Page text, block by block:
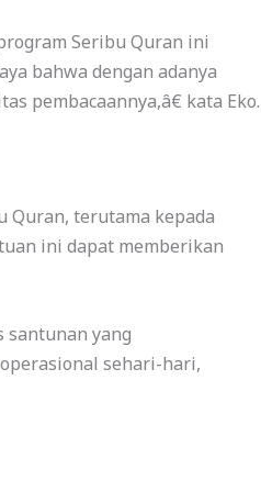
Seribu Quran ini
bahwa dengan adanya
pembacaannya,â€ kata Eko.
Quran, terutama kepada
ini dapat memberikan
santunan yang
sehari-hari,